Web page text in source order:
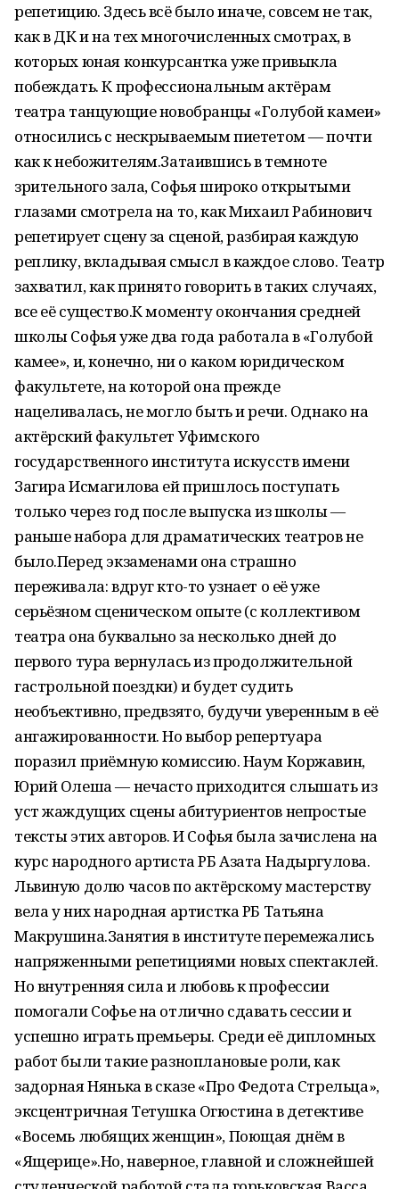
репетицию. Здесь всё было иначе, совсем не так,
как в ДК и на тех многочисленных смотрах, в
которых юная конкурсантка уже привыкла
побеждать. К профессиональным актёрам
театра танцующие новобранцы «Голубой камеи»
относились с нескрываемым пиететом — почти
как к небожителям.Затаившись в темноте
зрительного зала, Софья широко открытыми
глазами смотрела на то, как Михаил Рабинович
репетирует сцену за сценой, разбирая каждую
реплику, вкладывая смысл в каждое слово. Театр
захватил, как принято говорить в таких случаях,
все её существо.К моменту окончания средней
школы Софья уже два года работала в «Голубой
камее», и, конечно, ни о каком юридическом
факультете, на которой она прежде
нацеливалась, не могло быть и речи. Однако на
актёрский факультет Уфимского
государственного института искусств имени
Загира Исмагилова ей пришлось поступать
только через год после выпуска из школы —
раньше набора для драматических театров не
было.Перед экзаменами она страшно
переживала: вдруг кто-то узнает о её уже
серьёзном сценическом опыте (с коллективом
театра она буквально за несколько дней до
первого тура вернулась из продолжительной
гастрольной поездки) и будет судить
необъективно, предвзято, будучи уверенным в её
ангажированности. Но выбор репертуара
поразил приёмную комиссию. Наум Коржавин,
Юрий Олеша — нечасто приходится слышать из
уст жаждущих сцены абитуриентов непростые
тексты этих авторов. И Софья была зачислена на
курс народного артиста РБ Азата Надыргулова.
Львиную долю часов по актёрскому мастерству
вела у них народная артистка РБ Татьяна
Макрушина.Занятия в институте перемежались
напряженными репетициями новых спектаклей.
Но внутренняя сила и любовь к профессии
помогали Софье на отлично сдавать сессии и
успешно играть премьеры. Среди её дипломных
работ были такие разноплановые роли, как
задорная Нянька в сказе «Про Федота Стрельца»,
эксцентричная Тетушка Огюстина в детективе
«Восемь любящих женщин», Поющая днём в
«Ящерице».Но, наверное, главной и сложнейшей